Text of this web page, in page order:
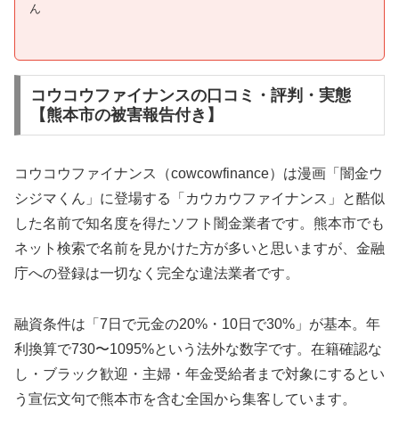
ん
コウコウファイナンスの口コミ・評判・実態
【熊本市の被害報告付き】
コウコウファイナンス（cowcowfinance）は漫画「闇金ウ
シジマくん」に登場する「カウカウファイナンス」と酷似
した名前で知名度を得たソフト闇金業者です。熊本市でも
ネット検索で名前を見かけた方が多いと思いますが、金融
庁への登録は一切なく完全な違法業者です。
融資条件は「7日で元金の20%・10日で30%」が基本。年
利換算で730〜1095%という法外な数字です。在籍確認な
し・ブラック歓迎・主婦・年金受給者まで対象にするとい
う宣伝文句で熊本市を含む全国から集客しています。